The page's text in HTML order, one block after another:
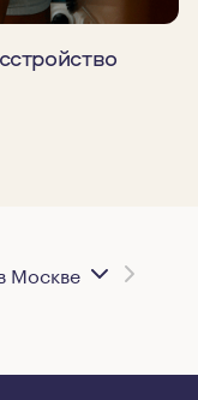
Москве